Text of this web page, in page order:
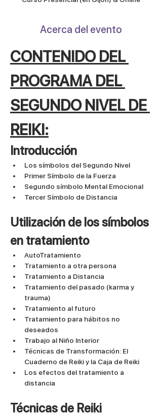
Acerca del evento
CONTENIDO DEL
PROGRAMA DEL
SEGUNDO NIVEL DE
REIKI:
Introducción
Los símbolos del Segundo Nivel
Primer Símbolo de la Fuerza
Segundo símbolo Mental Emocional
Tercer Símbolo de Distancia
Utilización de los símbolos
en tratamiento
AutoTratamiento
Tratamiento a otra persona
Tratamiento a Distancia
Tratamiento del pasado (karma y
trauma)
Tratamiento al futuro
Tratamiento para hábitos no
deseados
Trabajo al Niño Interior
Técnicas de Transformación: El
Cuaderno de Reiki y la Caja de Reiki
Los efectos del tratamiento a
distancia
Técnicas de Reiki